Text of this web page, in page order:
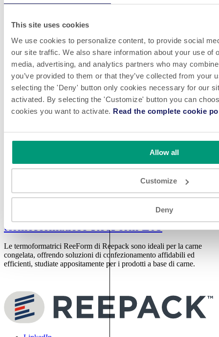
This site uses cookies
We use cookies to personalize content, to provide social
our site traffic. We also share information about your use of
media, advertising, and analytics partners who may
you’ve provided to them or that they’ve collected from your
selecting the 'Deny' button only cookies necessary for our
activated. By selecting the 'Customize' button you can
cookies you want to activate. Read the complete cookie
Allow all
Customize
Deny
Confezionameno carne surgelata su
termoformatrice ReeForm E05
Le termoformatrici ReeForm di Reepack sono ideali per la carne
congelata, offrendo soluzioni di confezionamento affidabili ed
efficienti, studiate appositamente per i prodotti a base di carne.